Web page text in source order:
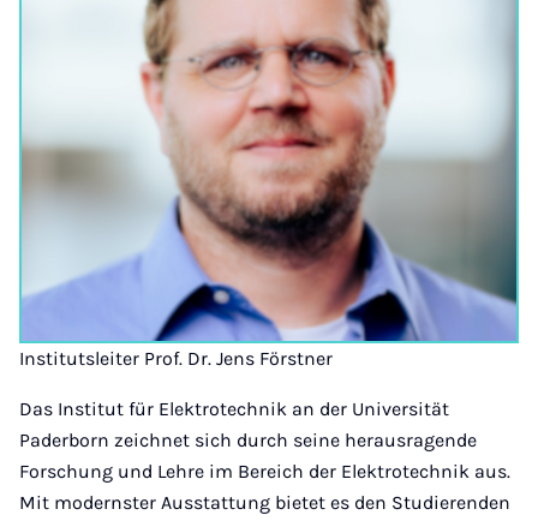
Institutsleiter Prof. Dr. Jens Förstner
Das Institut für Elektrotechnik an der Universität
Paderborn zeichnet sich durch seine herausragende
Forschung und Lehre im Bereich der Elektrotechnik aus.
Mit modernster Ausstattung bietet es den Studierenden